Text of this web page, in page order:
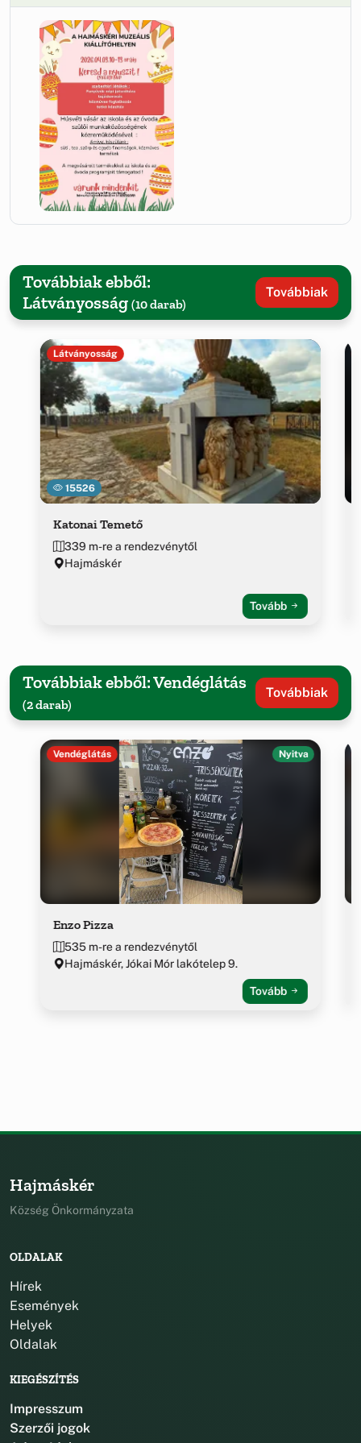
Továbbiak ebből:
Látványosság (10 darab)
Továbbiak
15526
Látványosság
Katonai Temető
339 m-re a rendezvénytől
Hajmáskér
Tovább
Továbbiak ebből: Vendéglátás
(2 darab)
Továbbiak
Vendéglátás Nyitva
Enzo Pizza
535 m-re a rendezvénytől
Hajmáskér, Jókai Mór lakótelep 9.
Tovább
Hajmáskér
Község Önkormányzata
OLDALAK
Hírek
Események
Helyek
Oldalak
KIEGÉSZÍTÉS
Impresszum
Szerzői jogok